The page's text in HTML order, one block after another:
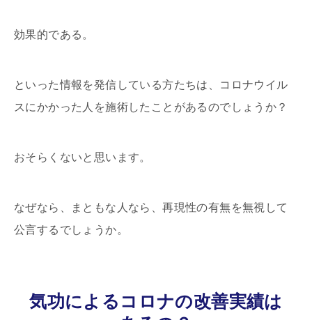
効果的である。
といった情報を発信している方たちは、コロナウイル
スにかかった人を施術したことがあるのでしょうか？
おそらくないと思います。
なぜなら、まともな人なら、再現性の有無を無視して
公言するでしょうか。
気功によるコロナの改善実績は